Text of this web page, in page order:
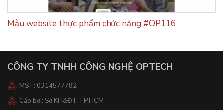
Mẫu website thực phẩm chức năng #OP116
CÔNG TY TNHH CÔNG NGHỆ OPTECH
MST: 0314577782
Cấp bởi: Sở KH&ĐT TP.HCM